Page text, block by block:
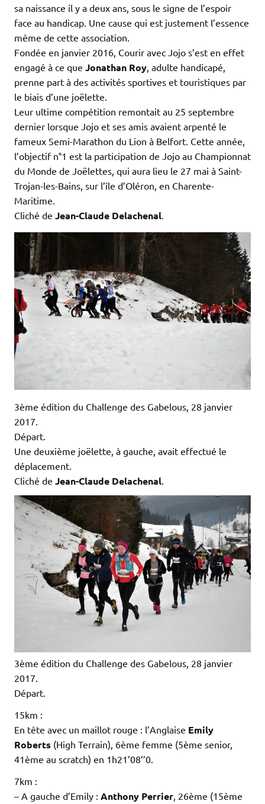
sa naissance il y a deux ans, sous le signe de l’espoir
face au handicap. Une cause qui est justement l’essence
même de cette association.
Fondée en janvier 2016, Courir avec Jojo s’est en effet
engagé à ce que Jonathan Roy, adulte handicapé,
prenne part à des activités sportives et touristiques par
le biais d’une joëlette.
Leur ultime compétition remontait au 25 septembre
dernier lorsque Jojo et ses amis avaient arpenté le
fameux Semi-Marathon du Lion à Belfort. Cette année,
l’objectif n°1 est la participation de Jojo au Championnat
du Monde de Joëlettes, qui aura lieu le 27 mai à Saint-
Trojan-les-Bains, sur l’île d’Oléron, en Charente-
Maritime.
Cliché de Jean-Claude Delachenal.
3ème édition du Challenge des Gabelous, 28 janvier
2017.
Départ.
Une deuxième joëlette, à gauche, avait effectué le
déplacement.
Cliché de Jean-Claude Delachenal
3ème édition du Challenge des Gabelous, 28 janvier
2017.
Départ.
15km :
En tête avec un maillot rouge : l’Anglaise Emily
Roberts (High Terrain), 6ème femme (5ème senior,
41ème au scratch) en 1h21’08’’0.
7km :
– A gauche d’Emily : Anthony Perrier, 26ème (15ème